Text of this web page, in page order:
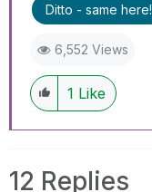
Ditto - same here!
6,552 Views
1 Like
12 Replies